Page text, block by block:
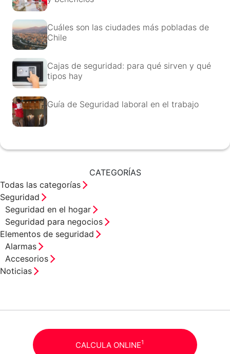
Cuáles son las ciudades más pobladas de
Chile
Cajas de seguridad: para qué sirven y qué
tipos hay
Guía de Seguridad laboral en el trabajo
CATEGORÍAS
Todas las categorías
Seguridad
Seguridad en el hogar
Seguridad para negocios
Elementos de seguridad
Alarmas
Accesorios
Noticias
CALCULA ONLINE1